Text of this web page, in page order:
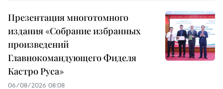
Презентация многотомного
издания «Собрание избранных
произведений
Главнокомандующего Фиделя
Кастро Руса»
06/08/2026 08:08